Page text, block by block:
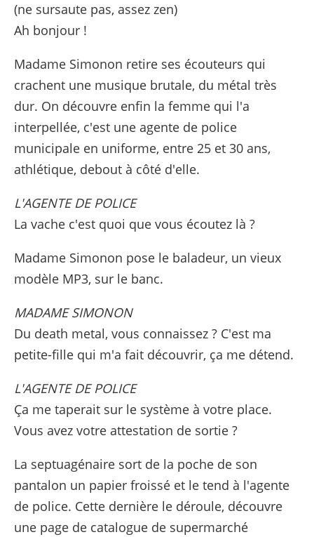
(ne sursaute pas, assez zen)
Ah bonjour !
Madame Simonon retire ses écouteurs qui
crachent une musique brutale, du métal très
dur. On découvre enfin la femme qui l'a
interpellée, c'est une agente de police
municipale en uniforme, entre 25 et 30 ans,
athlétique, debout à côté d'elle.
L'AGENTE DE POLICE
La vache c'est quoi que vous écoutez là ?
Madame Simonon pose le baladeur, un vieux
modèle MP3, sur le banc.
MADAME SIMONON
Du death metal, vous connaissez ? C'est ma
petite-fille qui m'a fait découvrir, ça me détend.
L'AGENTE DE POLICE
Ça me taperait sur le système à votre place.
Vous avez votre attestation de sortie ?
La septuagénaire sort de la poche de son
pantalon un papier froissé et le tend à l'agente
de police. Cette dernière le déroule, découvre
une page de catalogue de supermarché